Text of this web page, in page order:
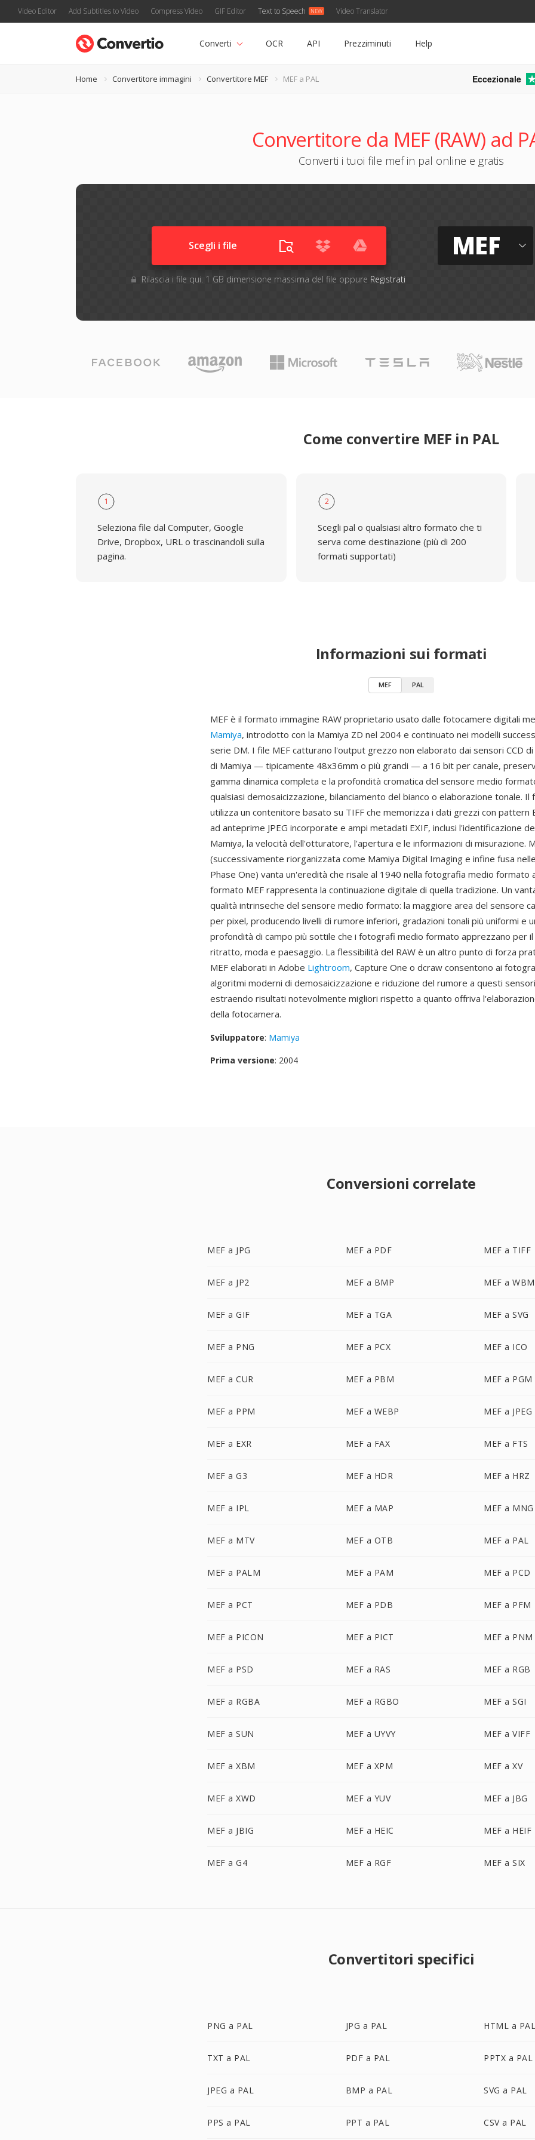
Video Editor Add Subtitles to Video Compress Video GIF Editor Text to Speech Video Translator
Converti OCR API Prezziminuti Help
Home Convertitore immagini Convertitore MEF MEF a PAL Eccezionale
Convertitore da MEF (RAW) ad
Converti i tuoi file mef in pal online e gratis
Scegli i file
Rilascia i file qui. 1 GB dimensione massima del file oppure Registrati
MEF
Come convertire MEF in PAL
1
Seleziona file dal Computer, Google
Drive, Dropbox, URL o trascinandoli sulla
pagina.
2
Scegli pal o qualsiasi altro formato che ti
serva come destinazione (più di 200
formati supportati)
Informazioni sui formati
MEF PAL
MEF è il formato immagine RAW proprietario usato dalle fotocamere digitali
Mamiya, introdotto con la Mamiya ZD nel 2004 e continuato nei modelli
serie DM. I file MEF catturano l'output grezzo non elaborato dai sensori CCD
di Mamiya — tipicamente 48x36mm o più grandi — a 16 bit per canale,
gamma dinamica completa e la profondità cromatica del sensore medio
qualsiasi demosaicizzazione, bilanciamento del bianco o elaborazione tonale. Il
utilizza un contenitore basato su TIFF che memorizza i dati grezzi con pattern
ad anteprime JPEG incorporate e ampi metadati EXIF, inclusi l'identificazione
Mamiya, la velocità dell'otturatore, l'apertura e le informazioni di misurazione.
(successivamente riorganizzata come Mamiya Digital Imaging e infine fusa
Phase One) vanta un'eredità che risale al 1940 nella fotografia medio formato
formato MEF rappresenta la continuazione digitale di quella tradizione. Un
qualità intrinseche del sensore medio formato: la maggiore area del sensore
per pixel, producendo livelli di rumore inferiori, gradazioni tonali più uniformi e
profondità di campo più sottile che i fotografi medio formato apprezzano per
ritratto, moda e paesaggio. La flessibilità del RAW è un altro punto di forza
MEF elaborati in Adobe Lightroom, Capture One o dcraw consentono ai
algoritmi moderni di demosaicizzazione e riduzione del rumore a questi
estraendo risultati notevolmente migliori rispetto a quanto offriva
della fotocamera.
Sviluppatore: Mamiya
Prima versione: 2004
Conversioni correlate
MEF a JPG MEF a PDF MEF a TIFF
MEF a JP2 MEF a BMP MEF a
MEF a GIF MEF a TGA MEF a SVG
MEF a PNG MEF a PCX MEF a ICO
MEF a CUR MEF a PBM MEF a PGM
MEF a PPM MEF a WEBP MEF a JPEG
MEF a EXR MEF a FAX MEF a FTS
MEF a G3 MEF a HDR MEF a HRZ
MEF a IPL MEF a MAP MEF a MNG
MEF a MTV MEF a OTB MEF a PAL
MEF a PALM MEF a PAM MEF a PCD
MEF a PCT MEF a PDB MEF a PFM
MEF a PICON MEF a PICT MEF a PNM
MEF a PSD MEF a RAS MEF a RGB
MEF a RGBA MEF a RGBO MEF a SGI
MEF a SUN MEF a UYVY MEF a VIFF
MEF a XBM MEF a XPM MEF a XV
MEF a XWD MEF a YUV MEF a JBG
MEF a JBIG MEF a HEIC MEF a HEIF
MEF a G4 MEF a RGF MEF a SIX
Convertitori specifici
PNG a PAL JPG a PAL HTML a
TXT a PAL PDF a PAL PPTX a PAL
JPEG a PAL BMP a PAL SVG a PAL
PPS a PAL PPT a PAL CSV a PAL